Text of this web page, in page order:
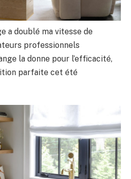
a doublé ma vitesse de
professionnels
la donne pour l’efficacité,
parfaite cet été